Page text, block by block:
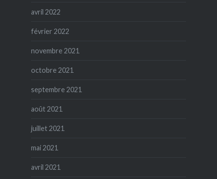
avril 2022
février 2022
novembre 2021
octobre 2021
septembre 2021
août 2021
juillet 2021
mai 2021
avril 2021